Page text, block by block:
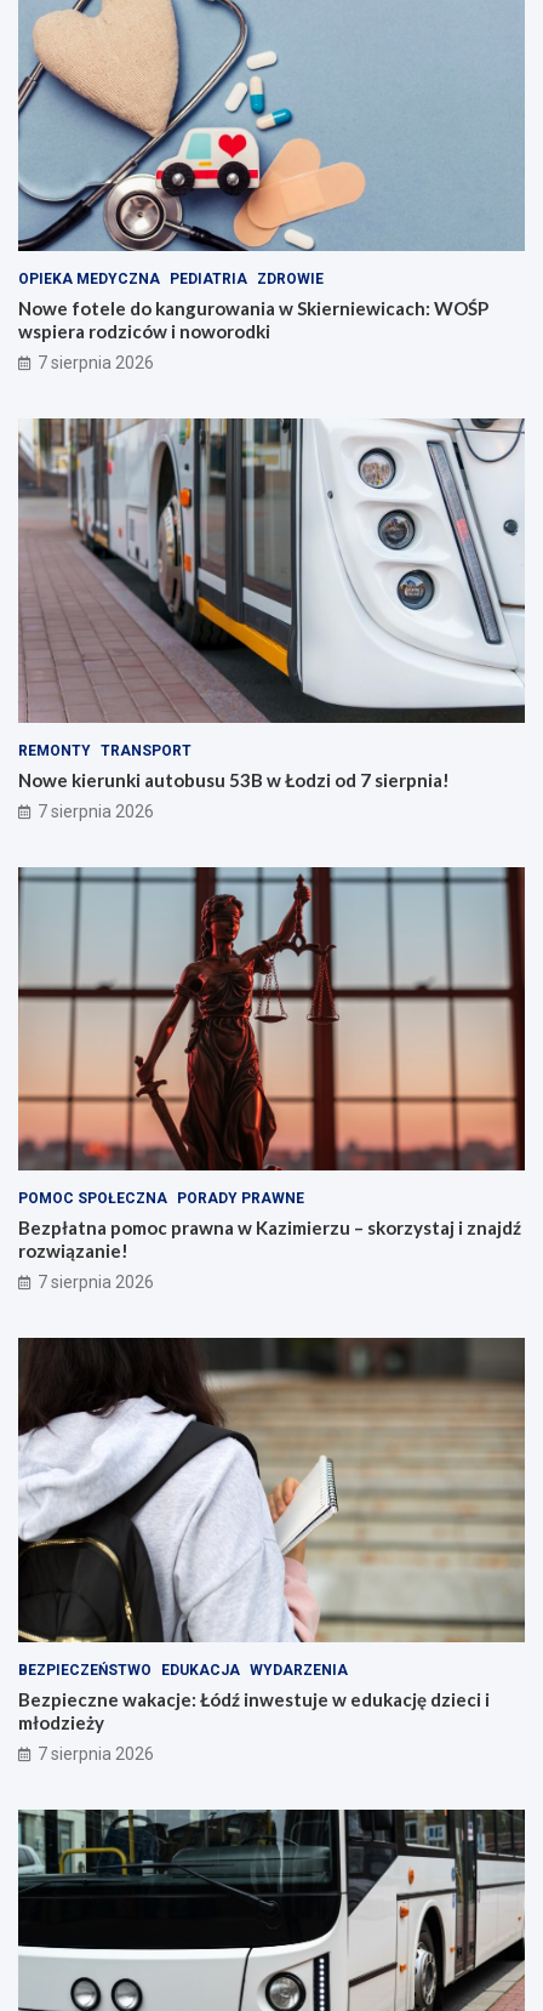
OPIEKA MEDYCZNA PEDIATRIA ZDROWIE
Nowe fotele do kangurowania w Skierniewicach: WOŚP
wspiera rodziców i noworodki
7 sierpnia 2026
REMONTY TRANSPORT
Nowe kierunki autobusu 53B w Łodzi od 7 sierpnia!
7 sierpnia 2026
POMOC SPOŁECZNA PORADY PRAWNE
Bezpłatna pomoc prawna w Kazimierzu – skorzystaj i znajdź
rozwiązanie!
7 sierpnia 2026
BEZPIECZEŃSTWO EDUKACJA WYDARZENIA
Bezpieczne wakacje: Łódź inwestuje w edukację dzieci i
młodzieży
7 sierpnia 2026